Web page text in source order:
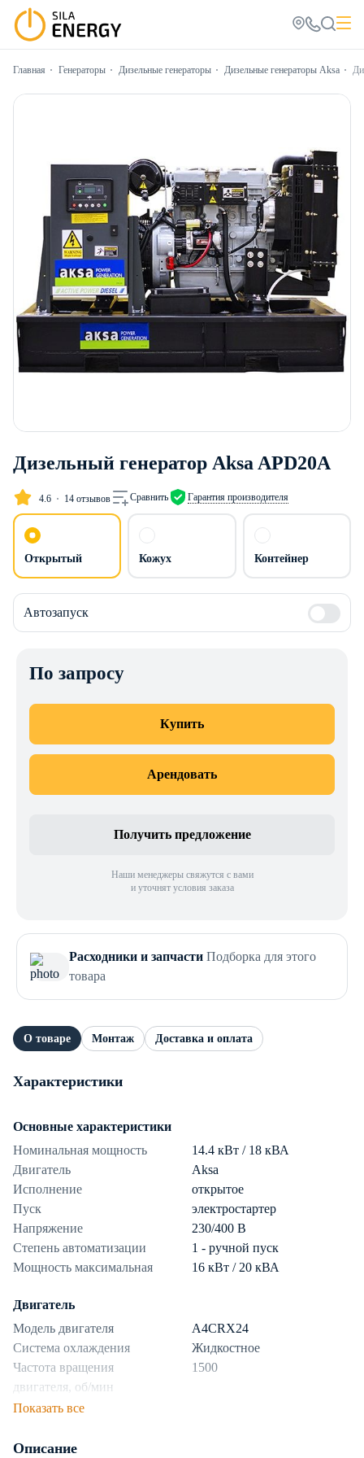
Главная Генераторы Дизельные генераторы Дизельные генераторы Aksa
Дизельный генератор Aksa APD20A
4.6 14 отзывов Сравнить Гарантия производителя
Открытый Кожух Контейнер
Автозапуск
По запросу
Купить
Арендовать
Получить предложение
Наши менеджеры свяжутся с вами
и уточнят условия заказа
Расходники и запчасти Подборка для этого
товара
О товаре Монтаж Доставка и оплата
Характеристики
Основные характеристики
Номинальная мощность
14.4 кВт / 18 кВА
Двигатель
Aksa
Исполнение
открытое
Пуск
электростартер
Напряжение
230/400 В
Степень автоматизации
1 - ручной пуск
Мощность максимальная
16 кВт / 20 кВА
Двигатель
Модель двигателя
A4CRX24
Система охлаждения
Жидкостное
Частота вращения
двигателя, об/мин
1500
Топливо
Показать все
Описание